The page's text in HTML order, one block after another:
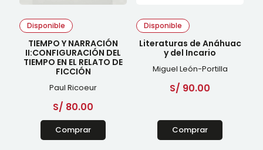
Disponible
TIEMPO Y NARRACIÓN
II:CONFIGURACIÓN DEL
TIEMPO EN EL RELATO DE
FICCIÓN
Paul Ricoeur
S/ 80.00
Comprar
Disponible
Literaturas de Anáhuac
y del Incario
Miguel León-Portilla
S/ 90.00
Comprar